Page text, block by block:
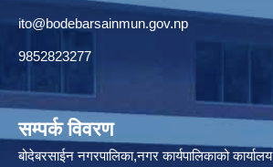
ito@bodebarsainmun.gov.np
9852823277
सम्पर्क विवरण
बोदेबरसाईन नगरपालिका,नगर कार्यपालिकाको कार्यालय